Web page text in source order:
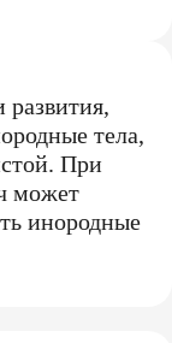
тела,
При
может
инородные